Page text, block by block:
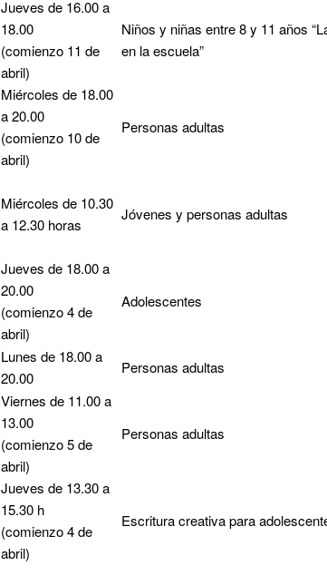
Jueves de 16.00 a
18.00
(comienzo 11 de
abril)
Niños y niñas entre 8 y 11 años
en la escuela”
Miércoles de 18.00
a 20.00
(comienzo 10 de
abril)
Personas adultas
Miércoles de 10.30
a 12.30 horas
Jóvenes y personas adultas
Jueves de 18.00 a
20.00
(comienzo 4 de
abril)
Adolescentes
Lunes de 18.00 a
20.00
Personas adultas
Viernes de 11.00 a
13.00
(comienzo 5 de
abril)
Personas adultas
Jueves de 13.30 a
15.30 h
(comienzo 4 de
abril)
Escritura creativa para